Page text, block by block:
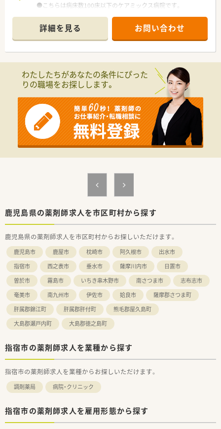
●こちらは病床数100床以下のケアミックス病院です。
協力しながら業務を行っております。
●各種手当や研修体制など、福利厚生が整っています。
詳細を見る お問い合わせ
わたしたちがあなたの条件にぴった
りの職場をお探しします。
鹿児島県の薬剤師求人を市区町村から探す
鹿児島県の薬剤師求人を市区町村からお探しいただけます。
鹿児島市 鹿屋市 枕崎市 阿久根市
出水市
指宿市
西之表市 垂水市 薩摩川内市
日置市
曽於市
霧島市 いちき串木野市 南さつま市
志布志市
奄美市
南九州市 伊佐市 姶良市
薩摩郡さつま町
肝属郡錦江町
肝属郡肝付町
熊毛郡屋久島町
大島郡瀬戸内町
大島郡徳之島町
指宿市の薬剤師求人を業種から探す
指宿市の薬剤師求人を業種からお探しいただけます。
調剤薬局 病院・クリニック
指宿市の薬剤師求人を雇用形態から探す